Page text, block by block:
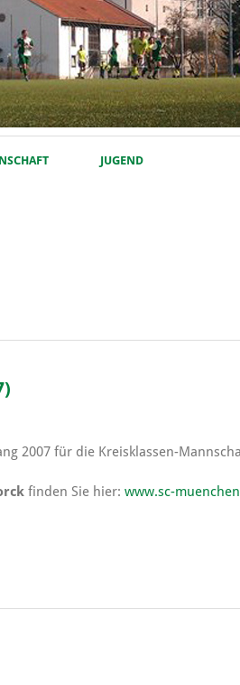
JUGEND
2007 für die Kreisklassen-
finden Sie hier: www.sc-